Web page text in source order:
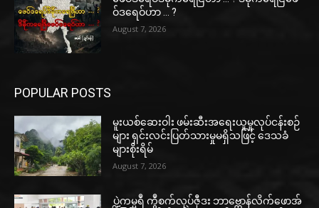
ဝ်ဒရေဝ်ဟာ … ?
August 7, 2026
POPULAR POSTS
မူးယစ်ဆေးဝါး ဖမ်းဆီးအရေးယူမှုလုပ်ငန်းစဉ်
များ ရှင်းလင်းပြတ်သားမှုမရှိသဖြင့် ဒေသခံ
များစိုးရိမ်
August 7, 2026
ပ္ဍဲကမ္မရဳ ကွဳစက်လုပ်ဇီုဒး ဘာဗ္တောန်လိက်ဖောအ်